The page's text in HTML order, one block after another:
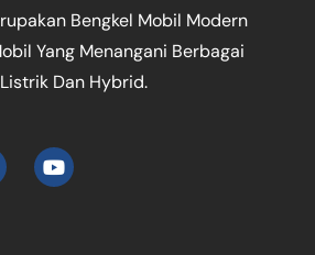
Bengkel Mobil Modern
Yang Menangani Berbagai
Dan Hybrid.